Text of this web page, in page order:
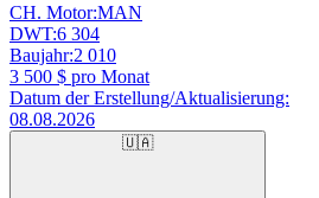
CH. Motor:MAN
DWT:6 304
Baujahr:2 010
3 500 $ pro Monat
Datum der Erstellung/Aktualisierung:
08.08.2026
🇺🇦